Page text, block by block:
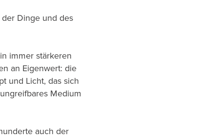
Dinge und des
immer stärkeren
an Eigenwert: die
und Licht, das sich
Medium
auch der